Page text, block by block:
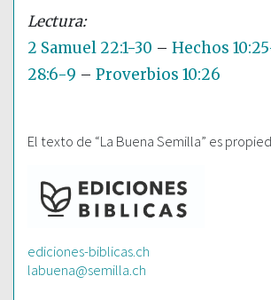
2 Samuel 22:1-30 – Hechos
28:6-9 – Proverbios 10:26
El texto de “La Buena Semilla” es
ediciones-biblicas.ch
labuena@semilla.ch